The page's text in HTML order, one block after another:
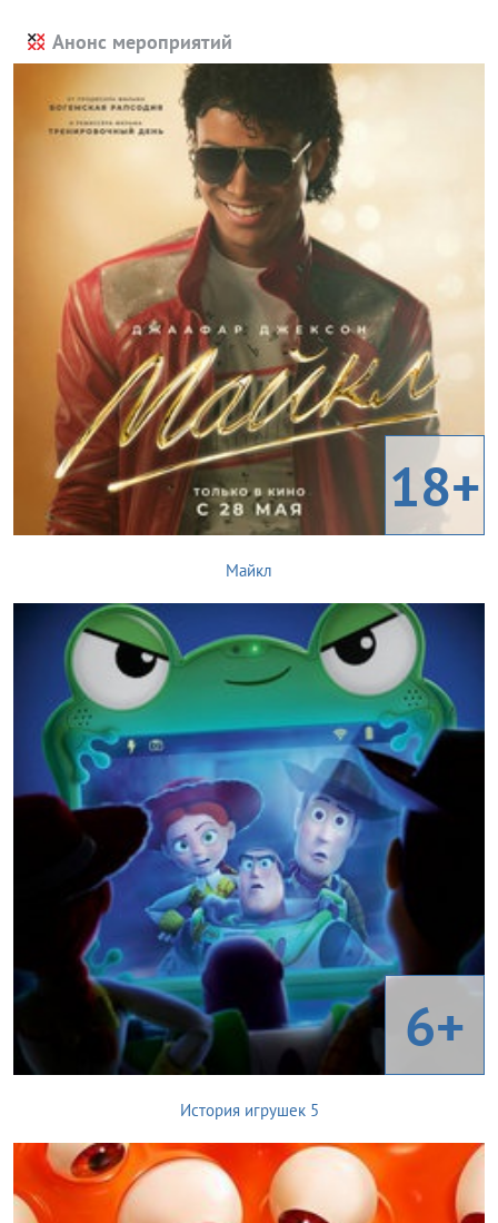
Анонс мероприятий
18+
Майкл
6+
История игрушек 5